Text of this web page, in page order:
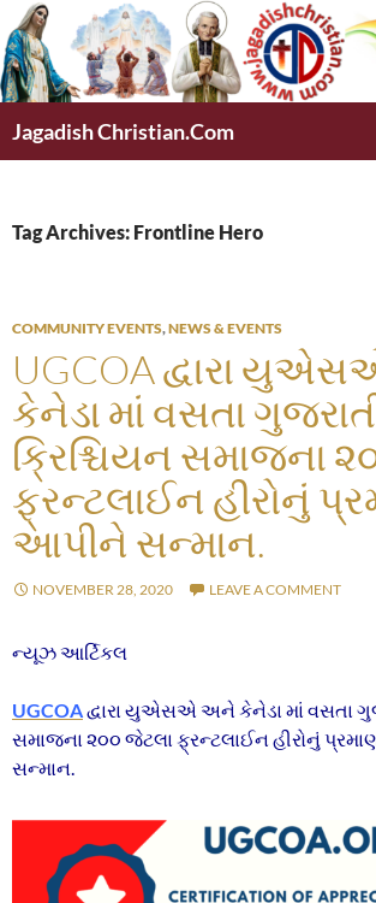
Skip
to
content
Jagadish Christian.Com
Tag Archives: Frontline Hero
COMMUNITY EVENTS,NEWS & EVENTS
UGCOA દ્વારા
કેનેડા માં વસતા
ક્રિશ્ચિયન સમાજના
ફ્રન્ટલાઈન હીરોનું
આપીને સન્માન.
NOVEMBER 28, 2020 LEAVE A COMMENT
ન્યૂઝ આર્ટિકલ
UGCOAદ્વારા યુએસએ અને કેનેડા માં વસતા
સમાજના ૨૦૦ જેટલા ફ્રન્ટલાઈન હીરોનું
સન્માન.